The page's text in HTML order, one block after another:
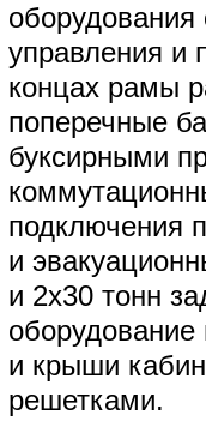
оборудования
управления и
концах рамы
поперечные
буксирными
подключения
и
и 2х30 тонн
оборудование
и крыши
решетками.